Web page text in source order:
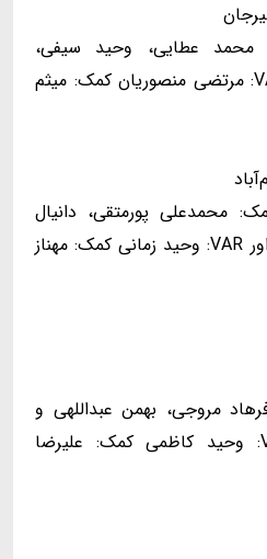
محمد عطایی، وحید سیفی،
محمدعلی صلاحی داور VAR: مرتضی منصوریان کمک: میثم
محمدعلی پورمتقی، دانیال
باشنده و مسعود حقیقی داور VAR: وحید زمانی کمک: مهناز
مروجی، بهمن عبداللهی و
مصطفی بینش داور VAR: وحید کاظمی کمک: علیرضا